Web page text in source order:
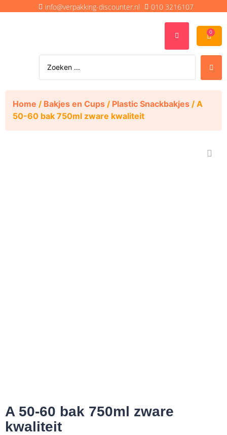
info@verpakking-discounter.nl 010 3216107
0
Home / Bakjes en Cups / Plastic Snackbakjes / A
50-60 bak 750ml zware kwaliteit
A 50-60 bak 750ml zware
kwaliteit